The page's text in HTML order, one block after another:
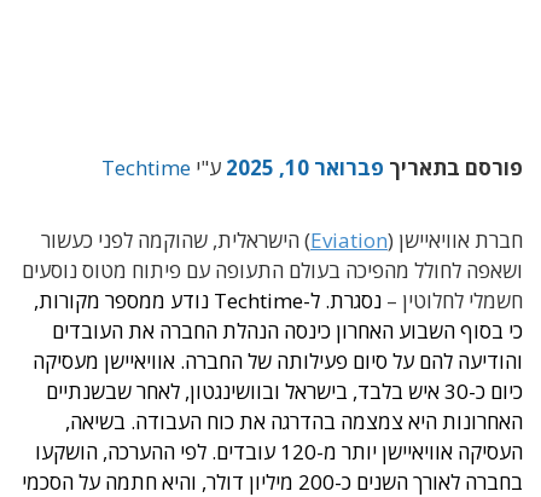
פורסם בתאריך פברואר 10, 2025 ע"י Techtime
חברת אוויאיישן (Eviation) הישראלית, שהוקמה לפני כעשור
ושאפה לחולל מהפיכה בעולם התעופה עם פיתוח מטוס נוסעים
חשמלי לחלוטין –
נסגרת. ל-Techtime נודע ממספר מקורות,
כי בסוף השבוע האחרון כינסה הנהלת החברה את העובדים
והודיעה להם על סיום פעילותה של החברה. אוויאיישן מעסיקה
כיום כ-30 איש בלבד, בישראל ובוושינגטון, לאחר שבשנתיים
האחרונות היא צמצמה בהדרגה את כוח העבודה. בשיאה,
העסיקה אוויאיישן יותר מ-120 עובדים. לפי ההערכה, הושקעו
בחברה לאורך השנים כ-200 מיליון דולר, והיא חתמה על הסכמי